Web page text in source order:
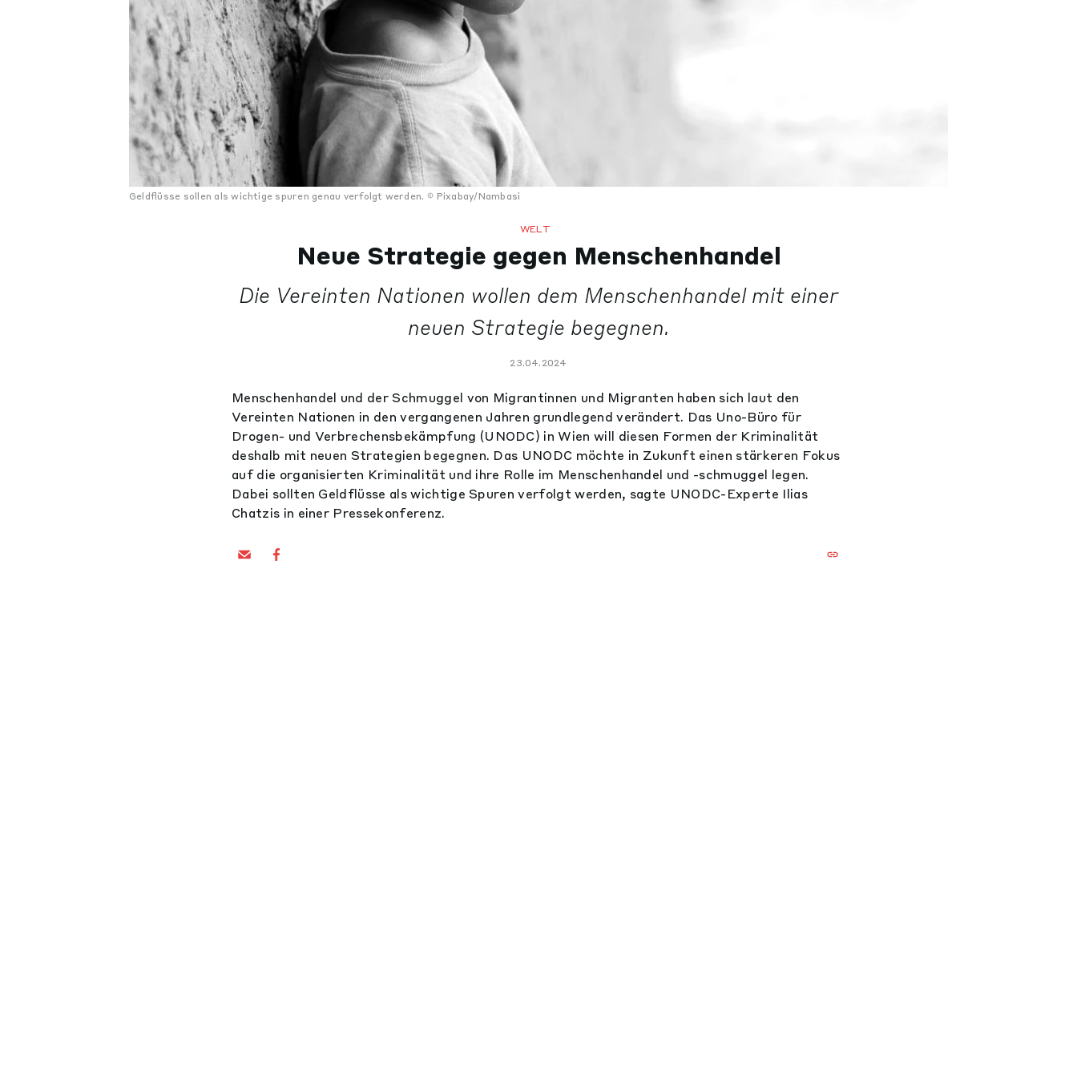
Geldflüsse sollen als wichtige spuren genau verfolgt werden. Pixabay/Nambasi
WELT
Neue Strategie gegen Menschenhandel
Die Vereinten Nationen wollen dem Menschenhandel mit einer
neuen Strategie begegnen.
23.04.2024
Menschenhandel und der Schmuggel von Migrantinnen und Migranten haben sich laut den
Vereinten Nationen in den vergangenen Jahren grundlegend verändert. Das Uno-Büro für
Drogen- und Verbrechensbekämpfung (UNODC) in Wien will diesen Formen der Kriminalität
deshalb mit neuen Strategien begegnen. Das UNODC möchte in Zukunft einen stärkeren Fokus
auf die organisierten Kriminalität und ihre Rolle im Menschenhandel und -schmuggel legen.
Dabei sollten Geldflüsse als wichtige Spuren verfolgt werden, sagte UNODC-Experte Ilias
Chatzis in einer Pressekonferenz.